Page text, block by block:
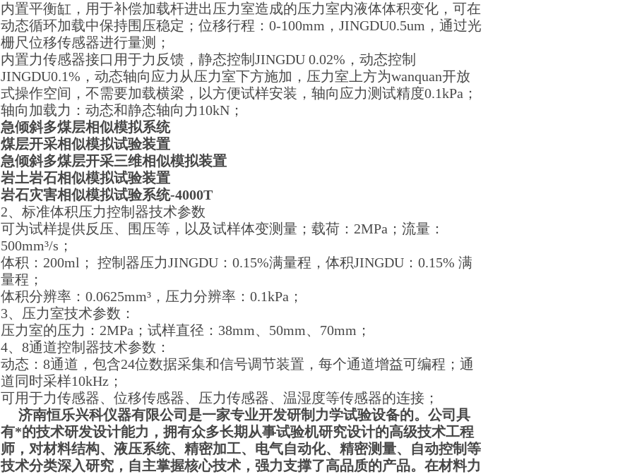
内置平衡缸，用于补偿加载杆进出压力室造成的压力室内液体体积变化，可在
动态循环加载中保持围压稳定；位移行程：0-100mm，JINGDU0.5um，通过光
栅尺位移传感器进行量测；
内置力传感器接口用于力反馈，静态控制JINGDU 0.02%，动态控制
JINGDU0.1%，动态轴向应力从压力室下方施加，压力室上方为wanquan开放
式操作空间，不需要加载横梁，以方便试样安装，轴向应力测试精度0.1kPa；
轴向加载力：动态和静态轴向力10kN；
急倾斜多煤层相似模拟系统
煤层开采相似模拟试验装置
急倾斜多煤层开采三维相似模拟装置
岩土岩石相似模拟试验装置
岩石灾害相似模拟试验系统-4000T
2、标准体积压力控制器技术参数
可为试样提供反压、围压等，以及试样体变测量；载荷：2MPa；流量：
500mm³/s；
体积：200ml； 控制器压力JINGDU：0.15%满量程，体积JINGDU：0.15% 满
量程；
体积分辨率：0.0625mm³，压力分辨率：0.1kPa；
3、压力室技术参数：
压力室的压力：2MPa；试样直径：38mm、50mm、70mm；
4、8通道控制器技术参数：
动态：8通道，包含24位数据采集和信号调节装置，每个通道增益可编程；通
道同时采样10kHz；
可用于力传感器、位移传感器、压力传感器、温湿度等传感器的连接；
济南恒乐兴科仪器有限公司是一家专业开发研制力学试验设备的。公司具
有*的技术研发设计能力，拥有众多长期从事试验机研究设计的高级技术工程
师，对材料结构、液压系统、精密加工、电气自动化、精密测量、自动控制等
技术分类深入研究，自主掌握核心技术，强力支撑了高品质的产品。在材料力